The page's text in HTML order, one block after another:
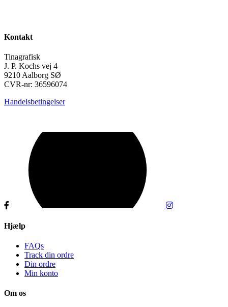
Kontakt
Tinagrafisk
J. P. Kochs vej 4
9210 Aalborg SØ
CVR-nr: 36596074
Handelsbetingelser
Hjælp
FAQs
Track din ordre
Din ordre
Min konto
Om os